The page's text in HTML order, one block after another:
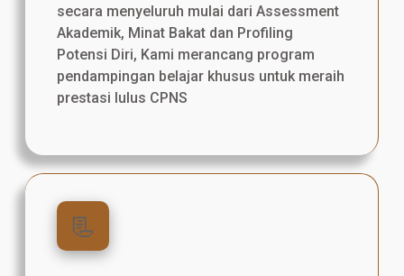
secara menyeluruh mulai dari Assessment
Akademik, Minat Bakat dan Profiling
Potensi Diri, Kami merancang program
pendampingan belajar khusus untuk meraih
prestasi lulus CPNS
📃